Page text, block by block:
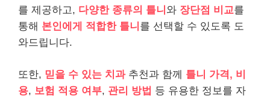
를 제공하고, 다양한 종류의 틀니 와 장단점 비교를
통해 본인에게 적합한 틀니 를 선택할 수 있도록 도
와드립니다.
또한, 믿을 수 있는 치과추천과 함께 틀니 가격, 비
용, 보험 적용 여부, 관리 방법 등 유용한 정보를 자